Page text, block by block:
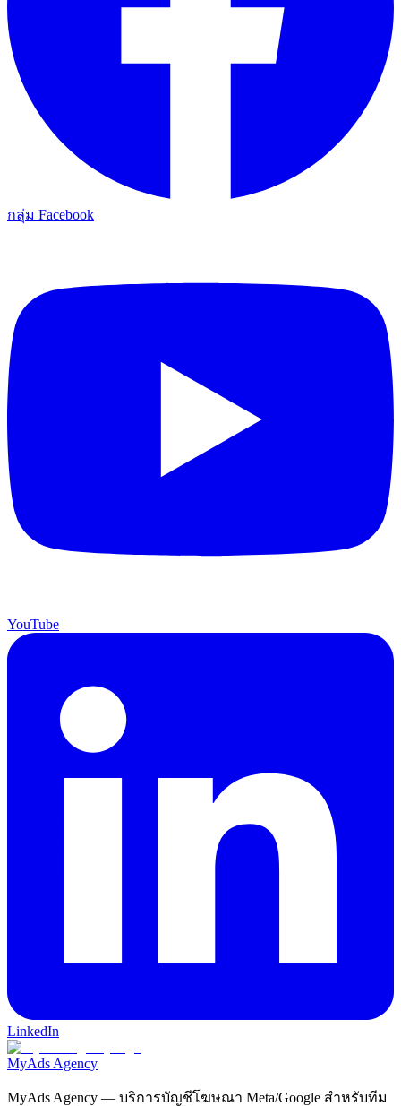
กลุ่ม Facebook
YouTube
LinkedIn
MyAds Agency
MyAds Agency — บริการบัญชีโฆษณา Meta/Google สำหรับทีม